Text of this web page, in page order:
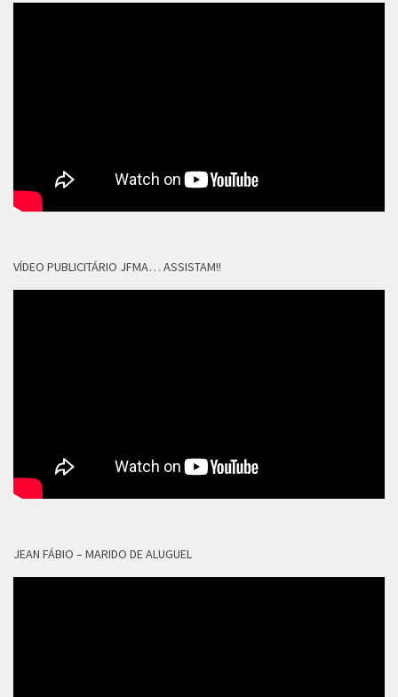
VÍDEO PUBLICITÁRIO JFMA… ASSISTAM!!
JEAN FÁBIO – MARIDO DE ALUGUEL